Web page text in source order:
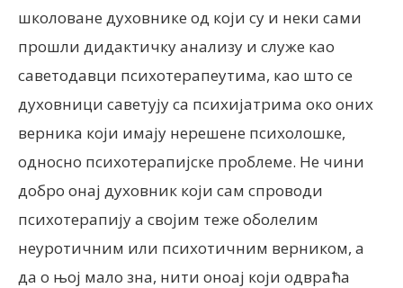
школоване духовнике од који су и неки сами
прошли дидактичку анализу и служе као
саветодавци психотерапеутима, као што се
духовници саветују са психијатрима око оних
верника који имају нерешене психолошке,
односно психотерапијске проблеме. Не чини
добро онај духовник који сам спроводи
психотерапију а својим теже оболелим
неуротичним или психотичним верником, а
да о њој мало зна, нити оноај који одвраћа